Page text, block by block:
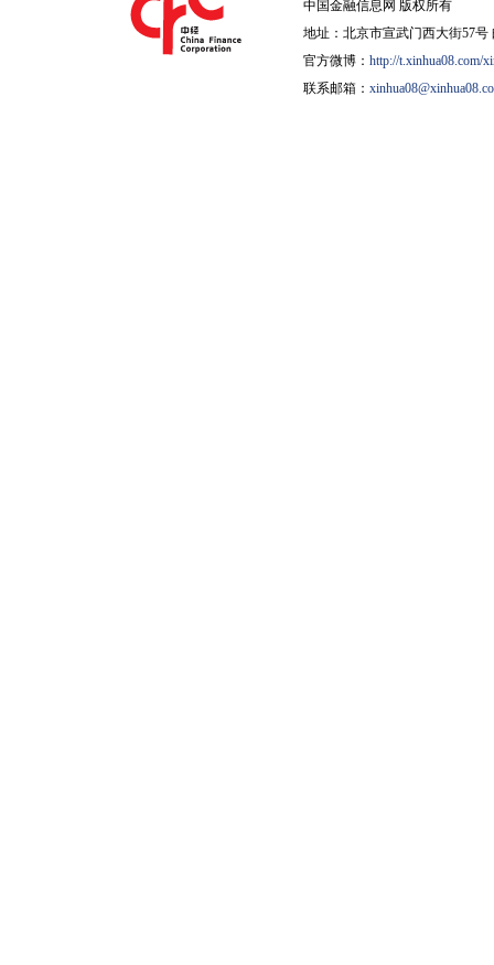
中国金融信息网 版权所有
地址：北京市宣武门西大街57号
官方微博： http://t.xinhua08.com/
联系邮箱：